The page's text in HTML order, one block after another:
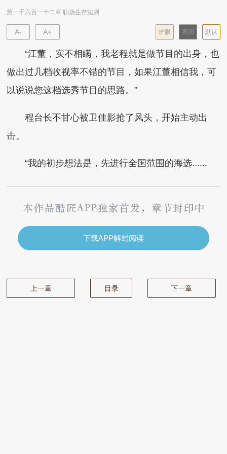
第一千六百一十二章 职场生存法则
A- A+ 默认
夜间
护眼
“江董，实不相瞒，我老程就是做节目的出身，也
做出过几档收视率不错的节目，如果江董相信我，可
以说说您这档选秀节目的思路。”
程台长不甘心被卫佳影抢了风头，开始主动出
击。
“我的初步想法是，先进行全国范围的海选......
下载APP解封阅读
上一章 目录 下一章